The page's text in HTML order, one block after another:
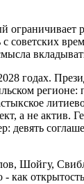
ограничивает
советских
годах.
регионе:
а не актив.
девять
Шойгу,
как